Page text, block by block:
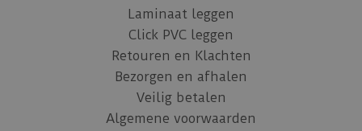
Laminaat leggen
Click PVC leggen
Retouren en Klachten
Bezorgen en afhalen
Veilig betalen
Algemene voorwaarden